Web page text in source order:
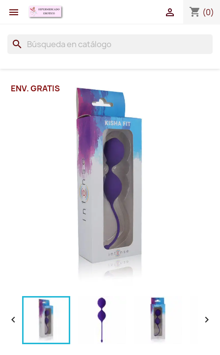
 shopping_cart (0)

search
ENV. GRATIS
 